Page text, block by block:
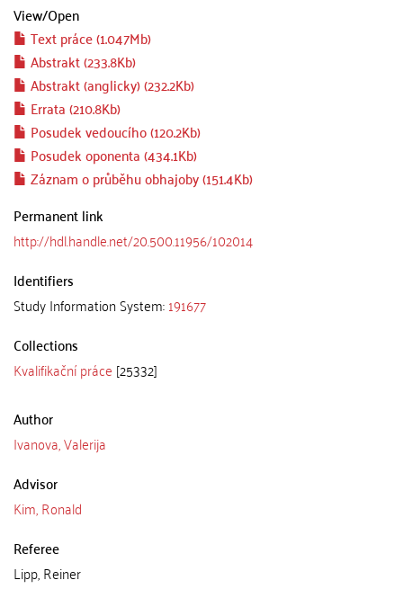
View/Open
Text práce (1.047Mb)
Abstrakt (233.8Kb)
Abstrakt (anglicky) (232.2Kb)
Errata (210.8Kb)
Posudek vedoucího (120.2Kb)
Posudek oponenta (434.1Kb)
Záznam o průběhu obhajoby (151.4Kb)
Permanent link
http://hdl.handle.net/20.500.11956/102014
Identifiers
Study Information System:191677
Collections
Kvalifikační práce [25332]
Author
Ivanova, Valerija
Advisor
Kim, Ronald
Referee
Lipp, Reiner